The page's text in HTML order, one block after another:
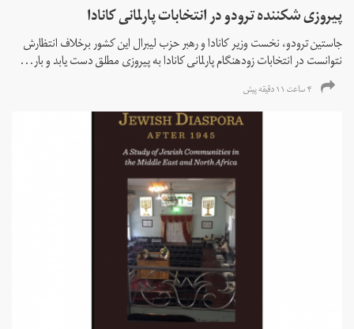
پیروزی شکننده ترودو در انتخابات پارلمانی کانادا
جاستین ترودو، نخست وزیر کانادا و رهبر حزب لیبرال این کشور برخلاف انتظارش
نتوانست در انتخابات زود‌هنگام پارلمانی کانادا به پیروزی مطلق دست یابد و بار...
۴ ساعت ۱۱ دقیقه پیش